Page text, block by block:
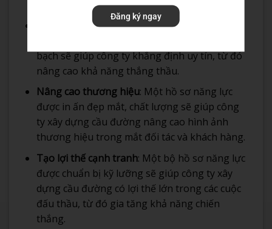
Khẳng định uy tín và độ tin cậy: Một bộ hồ sơ
bạch sẽ giúp công ty khẳng định uy tín, từ đó
nâng cao khả năng thắng thầu.
Nâng cao thương hiệu: Một hồ sơ năng lực
được in ấn đẹp mắt, chất lượng sẽ giúp công
ty xây dựng cầu đường nâng cao hình ảnh
thương hiệu trong mắt đối tác và khách hàng.
Tạo lợi thế cạnh tranh: Một bộ hồ sơ năng lực
được chuẩn bị kỹ lưỡng sẽ giúp công ty xây
dựng cầu đường có lợi thế lớn trong các cuộc
đấu thầu, từ đó gia tăng khả năng chiến
thắng.
Đăng ký ngay